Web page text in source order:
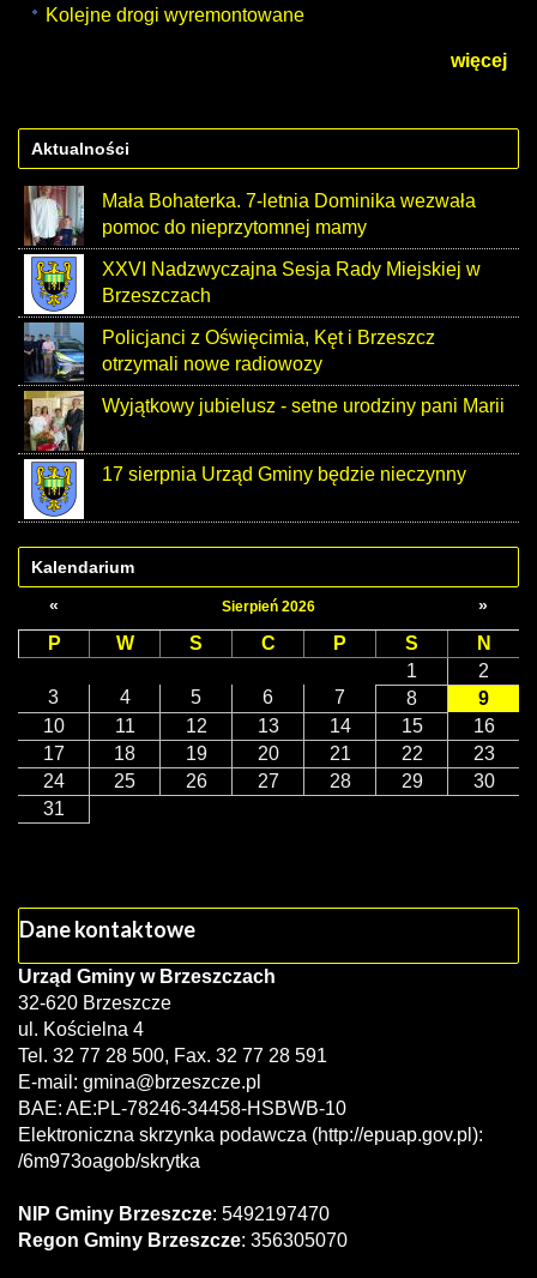
Kolejne drogi wyremontowane
więcej
Aktualności
Mała Bohaterka. 7-letnia Dominika wezwała
pomoc do nieprzytomnej mamy
XXVI Nadzwyczajna Sesja Rady Miejskiej w
Brzeszczach
Policjanci z Oświęcimia, Kęt i Brzeszcz
otrzymali nowe radiowozy
Wyjątkowy jubielusz - setne urodziny pani Marii
17 sierpnia Urząd Gminy będzie nieczynny
Kalendarium
«
Sierpień 2026 »
P W S C P S
N
1
2
3
4 5 6 7 8
9
10
11 12 13 14 15
16
17
18 19 20 21 22
23
24
25 26 27 28 29
30
31
Dane kontaktowe
Urząd Gminy w Brzeszczach
32-620 Brzeszcze
ul. Kościelna 4
Tel. 32 77 28 500, Fax. 32 77 28 591
E-mail: gmina@brzeszcze.pl
BAE: AE:PL-78246-34458-HSBWB-10
Elektroniczna skrzynka podawcza (http://epuap.gov.pl):
/6m973oagob/skrytka
NIP Gminy Brzeszcze: 5492197470
Regon Gminy Brzeszcze: 356305070